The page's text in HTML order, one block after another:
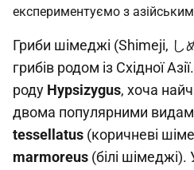
Гриби шімеджі (Shimeji, し
грибів родом із Східної
роду Hypsizygus, хоча
двома популярними
tessellatus (коричневі
marmoreus (білі шімеджі).